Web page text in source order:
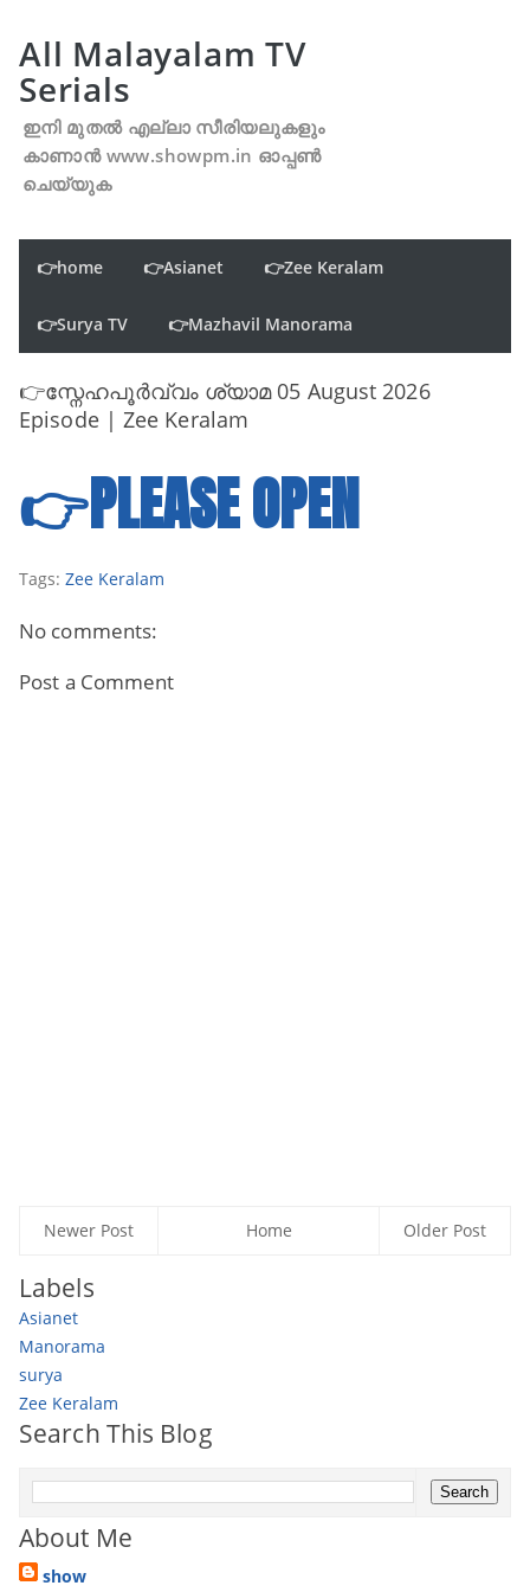
All Malayalam TV
Serials
ഇനി മുതൽ എല്ലാ സീരിയലുകളും
കാണാൻ www.showpm.in ഓപ്പൺ
ചെയ്യുക
👉home 👉Asianet 👉Zee Keralam
👉Surya TV 👉Mazhavil Manorama
👉സ്നേഹപൂർവ്വം ശ്യാമ 05 August 2026
Episode | Zee Keralam
👉PLEASE OPEN
Tags: Zee Keralam
No comments:
Post a Comment
Newer Post Older Post
Home
Labels
Asianet
Manorama
surya
Zee Keralam
Search This Blog
About Me
show